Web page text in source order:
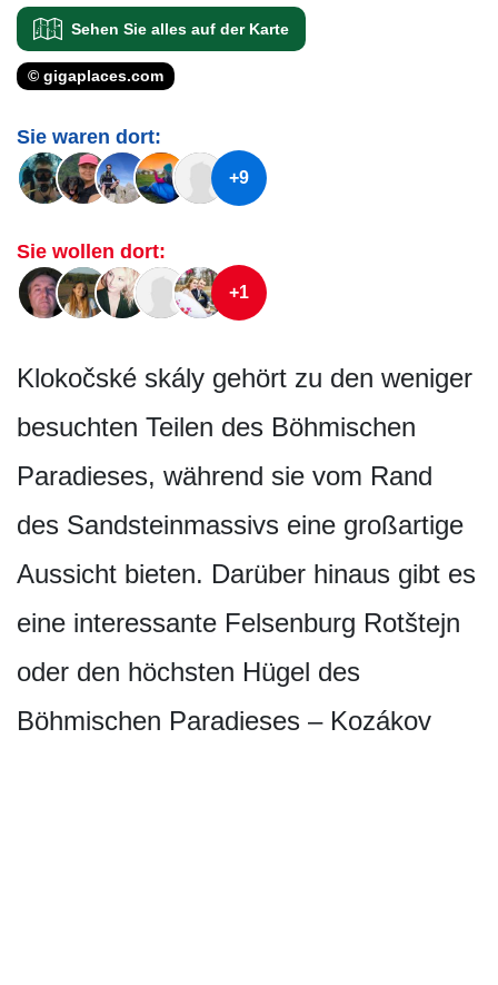
Sehen Sie alles auf der Karte
© gigaplaces.com
Sie waren dort:
+9
Sie wollen dort:
+1
Klokočské skály gehört zu den weniger
besuchten Teilen des Böhmischen
Paradieses, während sie vom Rand
des Sandsteinmassivs eine großartige
Aussicht bieten. Darüber hinaus gibt es
eine interessante Felsenburg Rotštejn
oder den höchsten Hügel des
Böhmischen Paradieses – Kozákov